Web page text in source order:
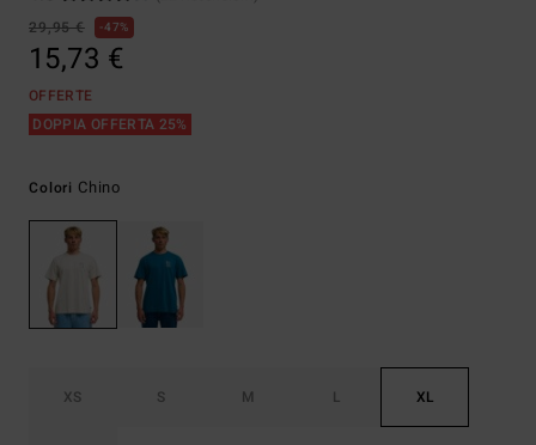
29,95 €
47%
15,73 €
OFFERTE
DOPPIA OFFERTA 25%
Colori Chino
XS S M L XL